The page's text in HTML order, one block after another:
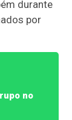
durante
por
no